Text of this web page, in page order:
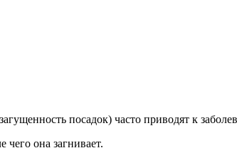
посадок) часто приводят к
чего она загнивает.